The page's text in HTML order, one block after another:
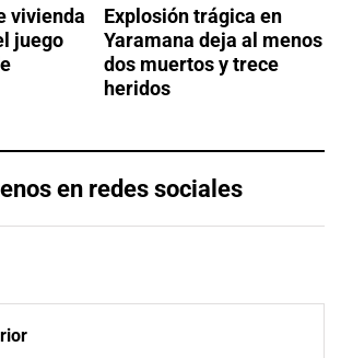
vivienda
juego
Explosión trágica en
Yaramana deja al menos
dos muertos y trece
heridos
en redes sociales